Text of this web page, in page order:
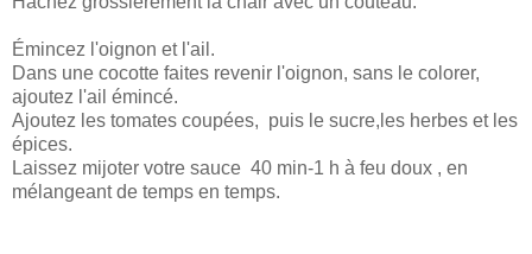
Émincez l'oignon et l'ail.
Dans une cocotte faites revenir l'oignon, sans le colorer,
ajoutez l'ail émincé.
Ajoutez les tomates coupées, puis le sucre,les herbes et les
épices.
Laissez mijoter votre sauce 40 min-1 h à feu doux , en
mélangeant de temps en temps.